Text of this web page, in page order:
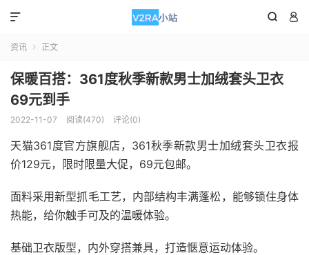
 

资讯  正文
保暖百搭：361度秋季新款男士加绒套头卫衣
69元到手
2022-11-07 阅读(470) 评论(0)
天猫361度官方旗舰店，361秋季新款男士加绒套头卫衣报
价129元，限时限量大促，69元包邮。
面料采用新型抓毛工艺，内部结构丰满蓬松，能够锁住身体
热能，给你触手可及的温暖体验。
基础卫衣版型，内外穿搭兼具，打造惬意运动体验。